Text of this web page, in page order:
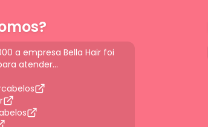
a empresa Bella Hair foi
atender...